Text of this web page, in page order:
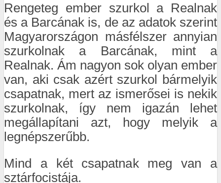
Rengeteg ember szurkol a Realnak
és a Barcának is, de az adatok szerint
Magyarországon másfélszer annyian
szurkolnak a Barcának, mint a
Realnak. Ám nagyon sok olyan ember
van, aki csak azért szurkol bármelyik
csapatnak, mert az ismerősei is nekik
szurkolnak, így nem igazán lehet
megállapítani azt, hogy melyik a
legnépszerűbb.
Mind a két csapatnak meg van a
sztárfocistája.